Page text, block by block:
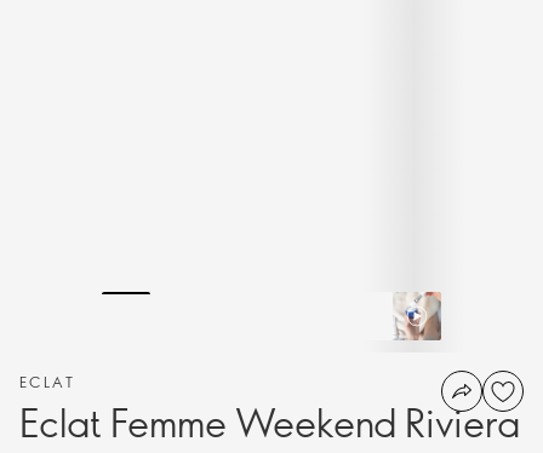
ECLAT
Eclat Femme Weekend Riviera